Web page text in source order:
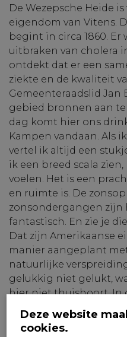
De Wezepsche Heide
eigendom van Vitens.
begint in circa 1860.
uitbraken van cholera
ontdekt dat er een
ziekte en de kwaliteit
Gemeenteraadslid
gebied bronnen aan te
dag komt hier ons
Kampen vandaan. Als
vertel ik altijd een
ik een breed scala
voelen. Het is een
en ruimte is. De
zonsondergangen
fantastisch. En zie je
Dat zijn Amerikaanse
manier aangeplant
natuurlijke
gelukkig niet gelukt,
hier niet thuishoort. In
Wezepsche Heide
en bomen geplaatst.
Deze website
cookies.